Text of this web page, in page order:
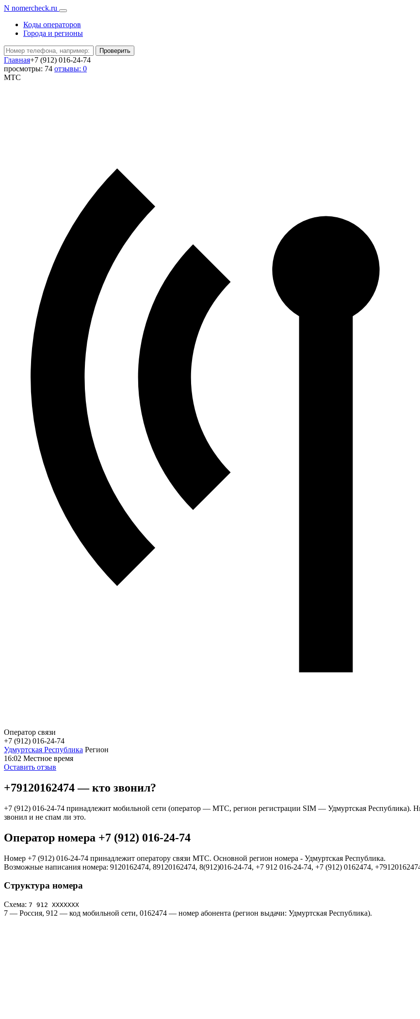
N nomercheck.ru
Коды операторов
Города и регионы
Проверить
Главная+7 (912) 016-24-74
просмотры: 74 отзывы: 0
МТС
Оператор связи
+7 (912) 016-24-74
Удмуртская Республика Регион
16:02 Местное время
Оставить отзыв
+79120162474 — кто звонил?
+7 (912) 016-24-74 принадлежит мобильной сети (оператор — МТС, регион регистрации SIM — Удмуртская Республика).
звонил и не спам ли это.
Оператор номера +7 (912) 016-24-74
Номер +7 (912) 016-24-74 принадлежит оператору связи МТС. Основной регион номера - Удмуртская Республика.
Возможные написания номера: 9120162474, 89120162474, 8(912)016-24-74, +7 912 016-24-74, +7 (912) 0162474,
Структура номера
Схема: 7 912 ХХХХХХХ
7 — Россия, 912 — код мобильной сети, 0162474 — номер абонента (регион выдачи: Удмуртская Республика).